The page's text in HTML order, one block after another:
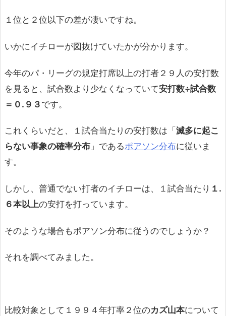
１位と２位以下の差が凄いですね。
いかにイチローが図抜けていたかが分かります。
今年のパ・リーグの規定打席以上の打者２９人の安打数
を見ると、試合数より少なくなっていて安打数÷試合数
＝０ . ９３ です。
これくらいだと、１試合当たりの安打数は「 滅多に起こ
らない事象の確率分布 」であるポアソン分布に従いま
す。
しかし、普通でない打者のイチローは、１試合当たり １ .
６本以上の安打を打っています。
そのような場合もポアソン分布に従うのでしょうか？
それを調べてみました。
比較対象として１９９４年打率２位のカズ山本について